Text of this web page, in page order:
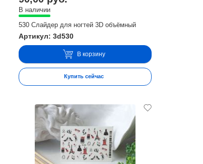
В наличии
530 Слайдер для ногтей 3D объёмный
Артикул: 3d530
В корзину
Купить сейчас